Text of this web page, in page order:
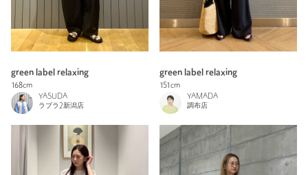
green label relaxing
168cm
YASUDA
ラブラ2新潟店
green label relaxing
151cm
YAMADA
調布店